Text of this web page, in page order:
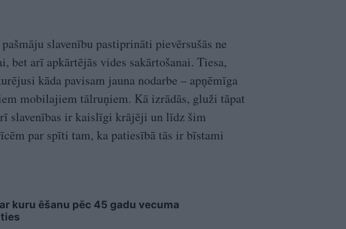
slavenību pastiprināti pievērsušās ne
bet arī apkārtējās vides sakārtošanai. Tiesa,
kāda pavisam jauna nodarbe – apņēmīga
mobilajiem tālruņiem. Kā izrādās, gluži tāpat
slavenības ir kaislīgi krājēji un līdz šim
par spīti tam, ka patiesībā tās ir bīstami
kuru ēšanu pēc 45 gadu vecuma